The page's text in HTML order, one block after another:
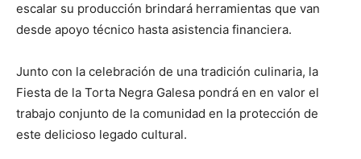
escalar su producción brindará herramientas que van
desde apoyo técnico hasta asistencia financiera.
Junto con la celebración de una tradición culinaria, la
Fiesta de la Torta Negra Galesa pondrá en en valor el
trabajo conjunto de la comunidad en la protección de
este delicioso legado cultural.